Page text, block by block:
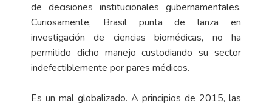
de decisiones institucionales gubernamentales.
Curiosamente, Brasil punta de lanza en
investigación de ciencias biomédicas, no ha
permitido dicho manejo custodiando su sector
indefectiblemente por pares médicos.
Es un mal globalizado. A principios de 2015, las